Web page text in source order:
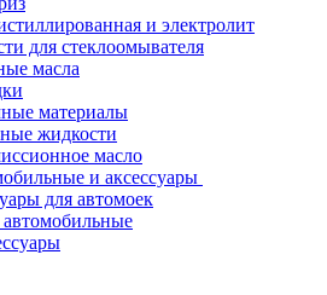
и электролит
для стеклоомывателя
масла
материалы
жидкости
масло
и аксессуары
для автомоек